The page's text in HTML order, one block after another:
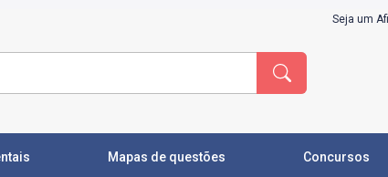
Seja um
Mapas de questões Concursos